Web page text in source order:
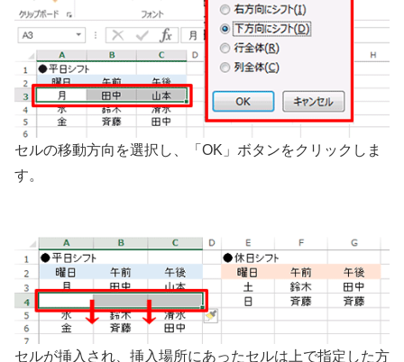
セルの移動方向を選択し、「OK」ボタンをクリックしま
す。
セルが挿入され、挿入場所にあったセルは上で指定した方